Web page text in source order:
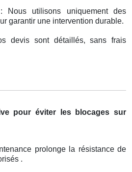
Nous utilisons uniquement des
garantir une intervention durable.
devis sont détaillés, sans frais
pour éviter les blocages sur
prolonge la résistance de
.